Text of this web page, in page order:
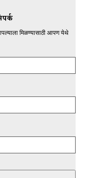
मिळण्यासाठी आपण येथे